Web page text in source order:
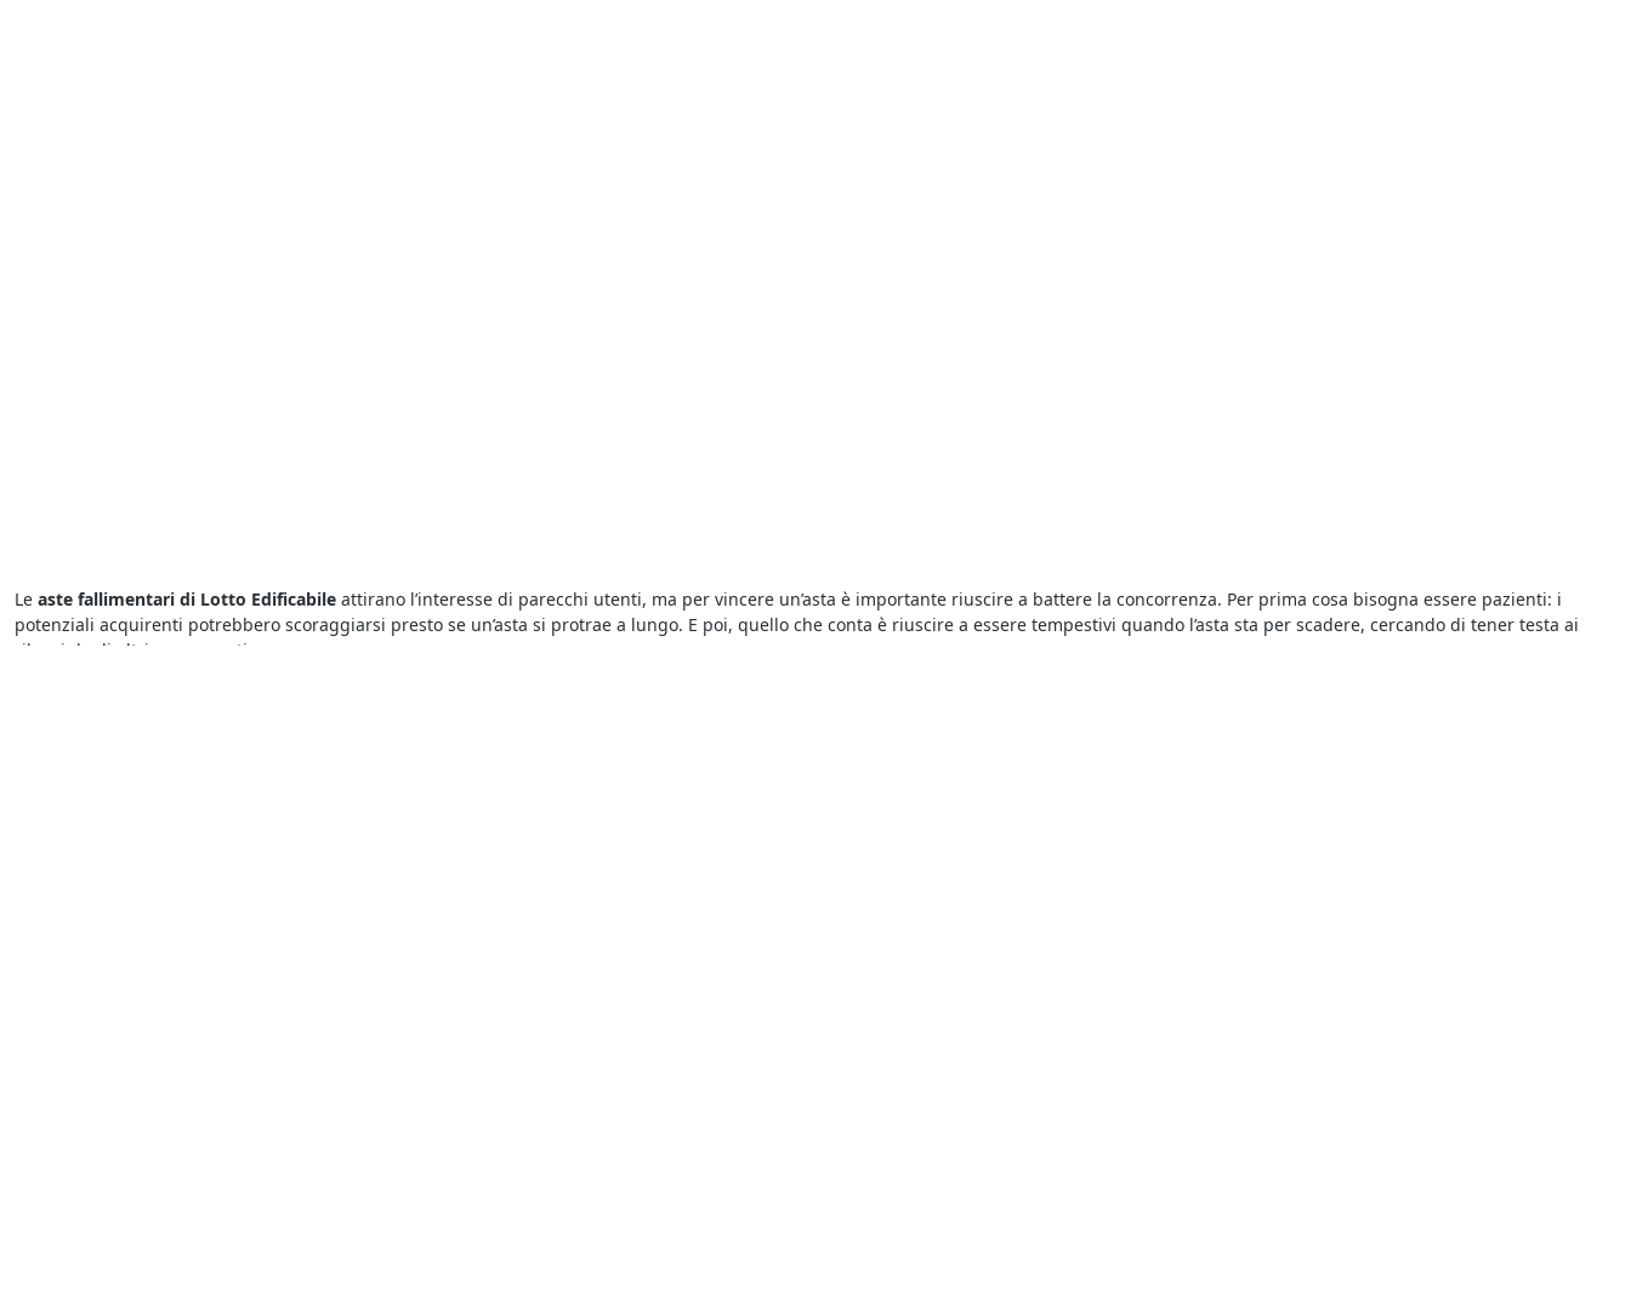
Le aste fallimentari di Lotto Edificabile attirano l’interesse di parecchi utenti, ma per vincere un’asta è importante riuscire a battere la concorrenza. Per prima cosa bisogna essere pazienti: i
potenziali acquirenti potrebbero scoraggiarsi presto se un’asta si protrae a lungo. E poi, quello che conta è riuscire a essere tempestivi quando l’asta sta per scadere, cercando di tener testa ai
rilanci degli altri concorrenti.